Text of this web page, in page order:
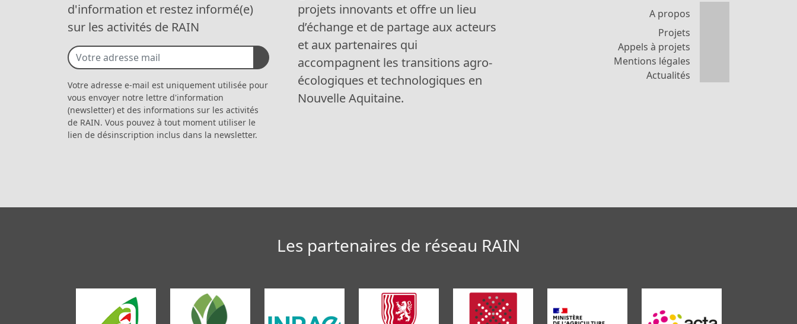
d'information et restez informé(e)
sur les activités de RAIN
Votre adresse e-mail est uniquement utilisée pour
vous envoyer notre lettre d'information
(newsletter) et des informations sur les activités
de RAIN. Vous pouvez à tout moment utiliser le
lien de désinscription inclus dans la newsletter.
projets innovants et offre un lieu
d’échange et de partage aux acteurs
et aux partenaires qui
accompagnent les transitions agro-
écologiques et technologiques en
Nouvelle Aquitaine.
A propos
Projets
Appels à projets
Mentions légales
Actualités
Les partenaires de réseau RAIN